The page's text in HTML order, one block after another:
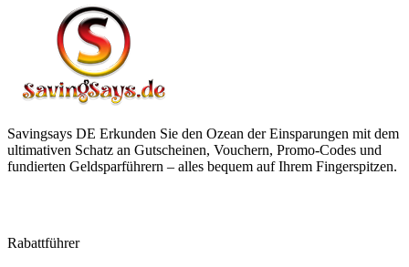
Savingsays DE Erkunden Sie den Ozean der Einsparungen mit dem
ultimativen Schatz an Gutscheinen, Vouchern, Promo-Codes und
fundierten Geldsparführern – alles bequem auf Ihrem Fingerspitzen.
Rabattführer